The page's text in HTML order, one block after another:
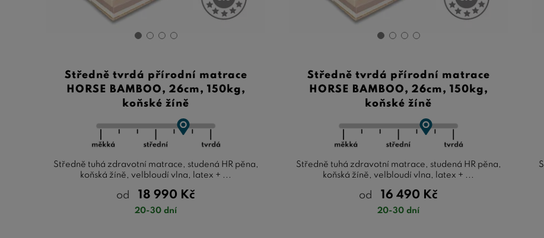
Středně tvrdá přírodní matrace
HORSE BAMBOO, 26cm, 150kg,
koňské žíně
Středně tuhá zdravotní matrace, studená HR pěna,
koňská žíně, velbloudí vlna, latex + ...
od 18 990 Kč
20-30 dní
Středně tvrdá přírodní matrace
HORSE BAMBOO, 26cm, 150kg,
koňské žíně
Středně tuhá zdravotní matrace, studená HR pěna,
koňská žíně, velbloudí vlna, latex + ...
od 16 490 Kč
20-30 dní